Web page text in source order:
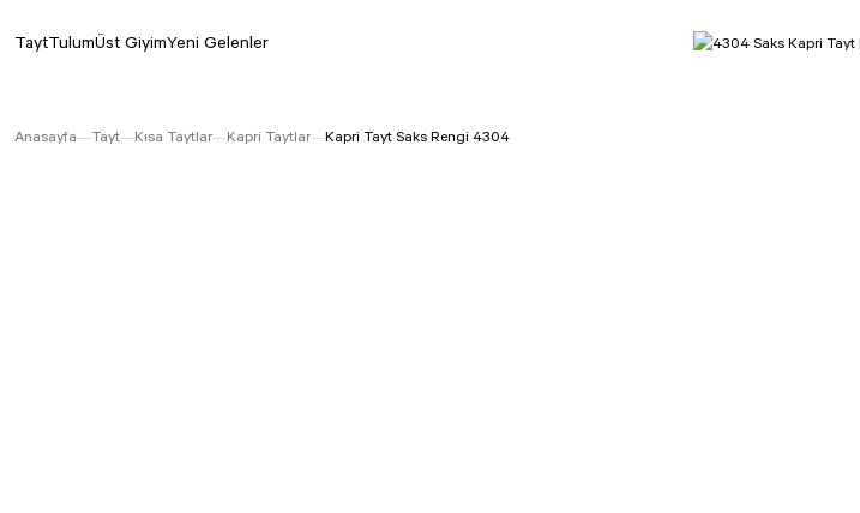
TaytTulumÜst GiyimYeni Gelenler
Anasayfa Tayt Kısa Taytlar Kapri Taytlar Kapri Tayt Saks Rengi 4304